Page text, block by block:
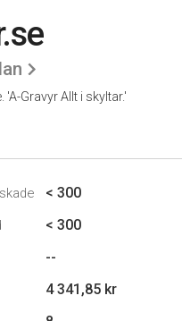
'A-Gravyr Allt i skyltar.'
< 300
< 300
--
4 341,85 kr